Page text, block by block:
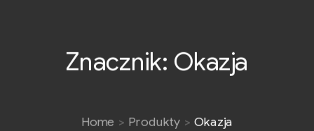
Znacznik: Okazja
Home Produkty Okazja